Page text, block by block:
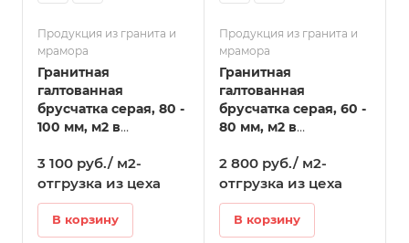
Продукция из гранита и
мрамора
Гранитная
галтованная
брусчатка серая, 80 -
100 мм, м2 в
3 100 руб./ м2-
отгрузка из цеха
В корзину
Продукция из гранита и
мрамора
Гранитная
галтованная
брусчатка серая, 60 -
80 мм, м2 в
2 800 руб./ м2-
отгрузка из цеха
В корзину